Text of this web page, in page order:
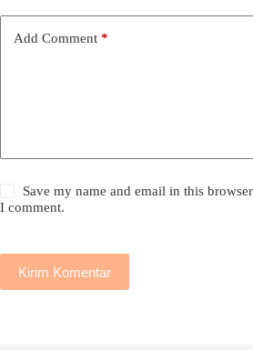
Add Comment *
Save my name and email in this
I comment.
Kirim Komentar